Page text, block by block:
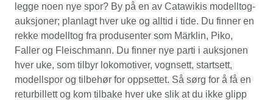
legge noen nye spor? By på en av Catawikis modelltog-
auksjoner; planlagt hver uke og alltid i tide. Du finner en
rekke modelltog fra produsenter som Märklin, Piko,
Faller og Fleischmann. Du finner nye parti i auksjonen
hver uke, som tilbyr lokomotiver, vognsett, startsett,
modellspor og tilbehør for oppsettet. Så sørg for å få en
returbillett og kom tilbake hver uke slik at du ikke glipp